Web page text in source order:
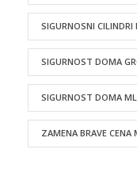
SIGURNOSNI CILINDRI
SIGURNOST DOMA
SIGURNOST DOMA
ZAMENA BRAVE CENA